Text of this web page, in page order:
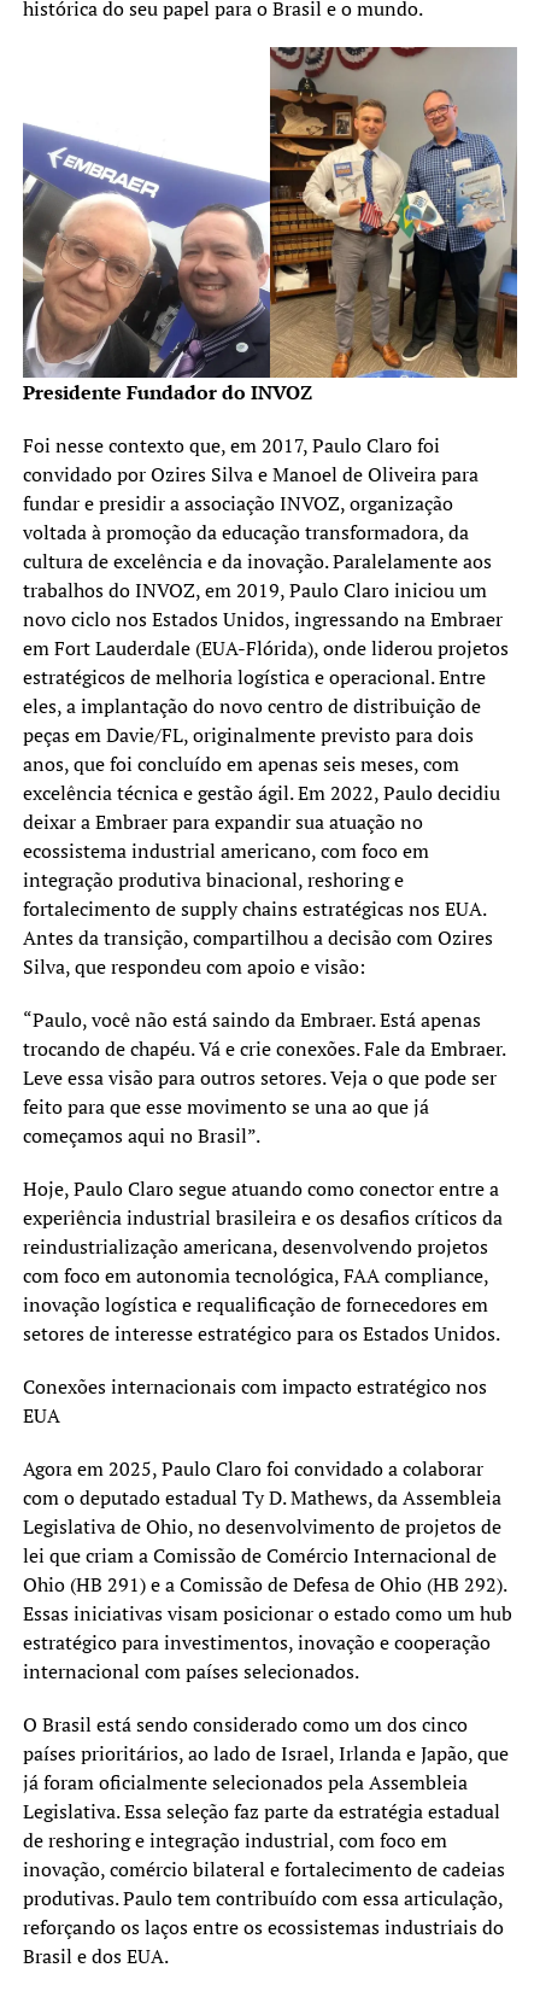
histórica do seu papel para o Brasil e o mundo.
Presidente Fundador do INVOZ
Foi nesse contexto que, em 2017, Paulo Claro foi
convidado por Ozires Silva e Manoel de Oliveira para
fundar e presidir a associação INVOZ, organização
voltada à promoção da educação transformadora, da
cultura de excelência e da inovação. Paralelamente aos
trabalhos do INVOZ, em 2019, Paulo Claro iniciou um
novo ciclo nos Estados Unidos, ingressando na Embraer
em Fort Lauderdale (EUA-Flórida), onde liderou projetos
estratégicos de melhoria logística e operacional. Entre
eles, a implantação do novo centro de distribuição de
peças em Davie/FL, originalmente previsto para dois
anos, que foi concluído em apenas seis meses, com
excelência técnica e gestão ágil. Em 2022, Paulo decidiu
deixar a Embraer para expandir sua atuação no
ecossistema industrial americano, com foco em
integração produtiva binacional, reshoring e
fortalecimento de supply chains estratégicas nos EUA.
Antes da transição, compartilhou a decisão com Ozires
Silva, que respondeu com apoio e visão:
“Paulo, você não está saindo da Embraer. Está apenas
trocando de chapéu. Vá e crie conexões. Fale da Embraer.
Leve essa visão para outros setores. Veja o que pode ser
feito para que esse movimento se una ao que já
começamos aqui no Brasil”.
Hoje, Paulo Claro segue atuando como conector entre a
experiência industrial brasileira e os desafios críticos da
reindustrialização americana, desenvolvendo projetos
com foco em autonomia tecnológica, FAA compliance,
inovação logística e requalificação de fornecedores em
setores de interesse estratégico para os Estados Unidos.
Conexões internacionais com impacto estratégico nos
EUA
Agora em 2025, Paulo Claro foi convidado a colaborar
com o deputado estadual Ty D. Mathews, da Assembleia
Legislativa de Ohio, no desenvolvimento de projetos de
lei que criam a Comissão de Comércio Internacional de
Ohio (HB 291) e a Comissão de Defesa de Ohio (HB 292).
Essas iniciativas visam posicionar o estado como um hub
estratégico para investimentos, inovação e cooperação
internacional com países selecionados.
O Brasil está sendo considerado como um dos cinco
países prioritários, ao lado de Israel, Irlanda e Japão, que
já foram oficialmente selecionados pela Assembleia
Legislativa. Essa seleção faz parte da estratégia estadual
de reshoring e integração industrial, com foco em
inovação, comércio bilateral e fortalecimento de cadeias
produtivas. Paulo tem contribuído com essa articulação,
reforçando os laços entre os ecossistemas industriais do
Brasil e dos EUA.